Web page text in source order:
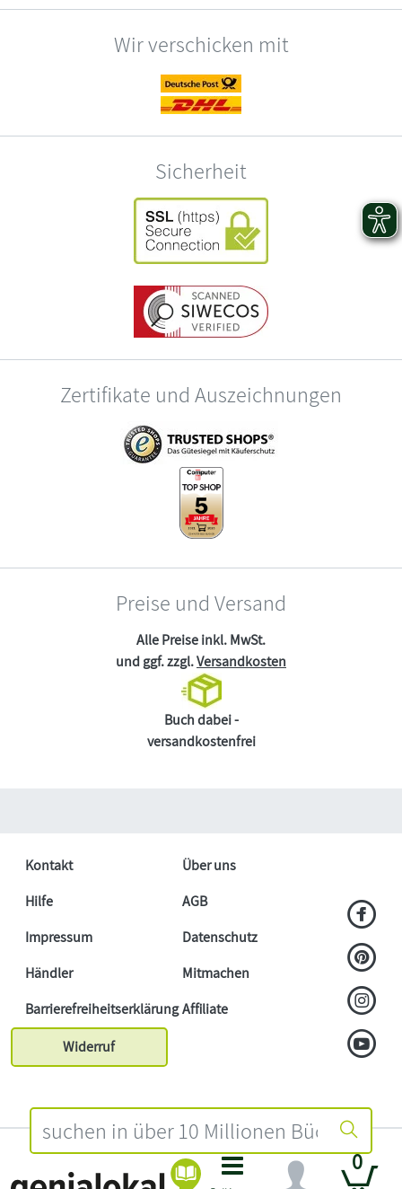
0
Wir verschicken mit
Sicherheit
Zertifikate und Auszeichnungen
Preise und Versand
Alle Preise inkl. MwSt.
und ggf. zzgl.Versandkosten
Buch dabei -
versandkostenfrei
Kontakt
Über uns
Hilfe
AGB
Impressum
Datenschutz
Händler
Mitmachen
BarrierefreiheitserklärungAffiliate
Widerruf